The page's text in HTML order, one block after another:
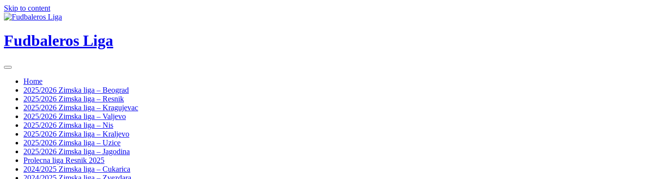
Skip to content
Fudbaleros Liga
Home
2025/2026 Zimska liga – Beograd
2025/2026 Zimska liga – Resnik
2025/2026 Zimska liga – Kragujevac
2025/2026 Zimska liga – Valjevo
2025/2026 Zimska liga – Nis
2025/2026 Zimska liga – Kraljevo
2025/2026 Zimska liga – Uzice
2025/2026 Zimska liga – Jagodina
Prolecna liga Resnik 2025
2024/2025 Zimska liga – Cukarica